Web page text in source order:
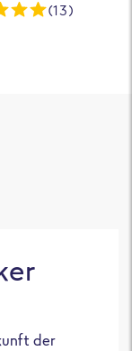
(13)
der